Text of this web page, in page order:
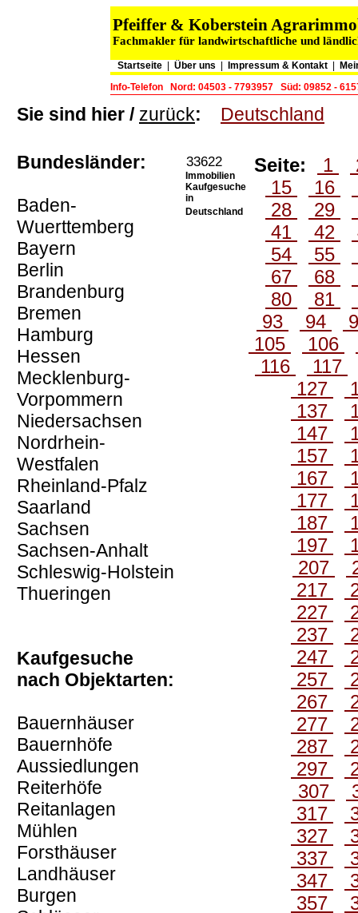
Pfeiffer & Koberstein
Fachmakler für landwirtschaftliche und
Startseite Über uns Impressum & Kontakt
Info-Telefon
Nord: 04503 - 7793957 Süd: 09852 -
Sie sind hier / zurück: Deutschland
Bundesländer:
Baden-
Wuerttemberg
Bayern
Berlin
Brandenburg
Bremen
Hamburg
Hessen
Mecklenburg-
Vorpommern
Niedersachsen
Nordrhein-
Westfalen
Rheinland-Pfalz
Saarland
Sachsen
Sachsen-Anhalt
Schleswig-Holstein
Thueringen
Kaufgesuche
nach Objektarten:
Bauernhäuser
Bauernhöfe
Aussiedlungen
Reiterhöfe
Reitanlagen
Mühlen
Forsthäuser
Landhäuser
Burgen
33622
Immobilien
Kaufgesuche
in
Deutschland
Seite: 1
15
16
28
29
41
42
54
55
67
68
80
81
93
94
105
106
116
117
127
137
147
157
167
177
187
197
207
217
227
237
247
257
267
277
287
297
307
317
327
337
347
357